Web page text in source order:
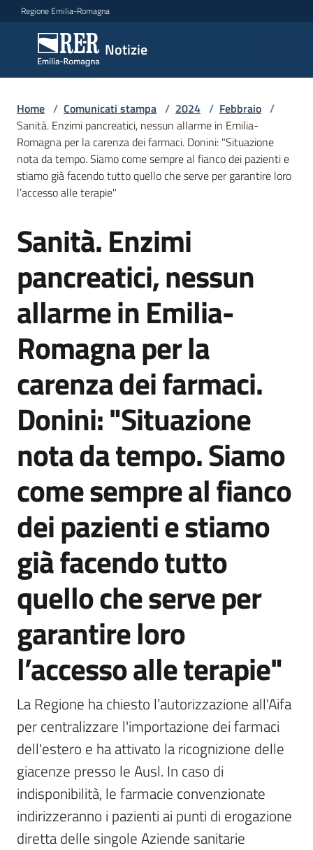
Vai al contenuto
Vai alla navigazione
Vai al footer
Regione Emilia-Romagna
Notizie
Notizie
Comunicati
stampa
Menu selezionato
Cerca
un
comunicato
Risorse
Agenzia
di
informazione
comunicazione
Seguici
su
Home / Comunicati stampa / 2024 / Febbraio /
Sanità. Enzimi pancreatici, nessun allarme in Emilia-
Romagna per la carenza dei farmaci. Donini: "Situazione
nota da tempo. Siamo come sempre al fianco dei pazienti e
stiamo già facendo tutto quello che serve per garantire loro
l’accesso alle terapie"
Salta al contenuto
Sanità. Enzimi
pancreatici, nessun
allarme in Emilia-
Romagna per la
carenza dei farmaci.
Donini: "Situazione
nota da tempo. Siamo
come sempre al fianco
dei pazienti e stiamo
già facendo tutto
quello che serve per
garantire loro
l’accesso alle terapie"
La Regione ha chiesto l’autorizzazione all'Aifa
per centralizzare l'importazione dei farmaci
dell'estero e ha attivato la ricognizione delle
giacenze presso le Ausl. In caso di
indisponibilità, le farmacie convenzionate
indirizzeranno i pazienti ai punti di erogazione
diretta delle singole Aziende sanitarie